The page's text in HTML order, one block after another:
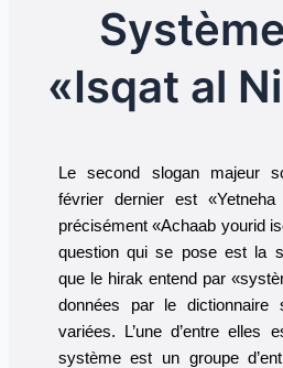
«Isqat al
Le second slogan majeur
février dernier est
précisément «Achaab yourid
question qui se pose est la
que le hirak entend par
données par le dictionnaire
variées. L’une d’entre elles
système est un groupe